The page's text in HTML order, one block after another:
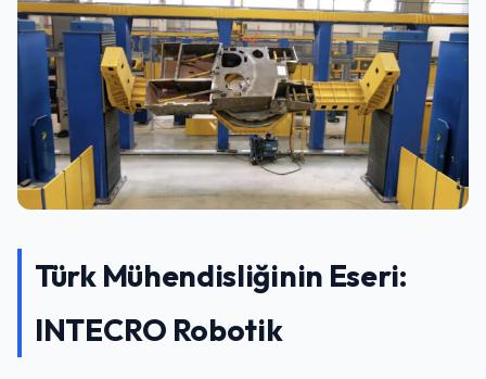
Türk Mühendisliğinin Eseri:
INTECRO Robotik
Şifre
Beni Hatırla Şifremi Unuttum
Giriş Yap